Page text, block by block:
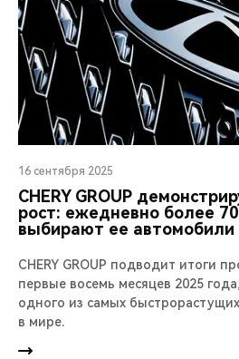
16 сентября 2025
CHERY GROUP
рост: ежедневно более
выбирают ее автомобили
CHERY GROUP подводит итоги
первые восемь месяцев 2025
одного из самых
в мире.